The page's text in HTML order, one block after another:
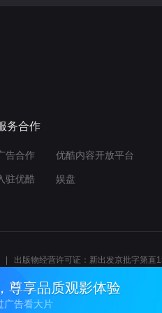
尊享品质观影体验
广告看大片
务合作
告合作 优酷内容开放平台
驻优酷 娱盘
出版物经营许可证：新出发京批字第直
北京互联网举报中心
北京12345文化
箱youkujubao@service.alibaba.com